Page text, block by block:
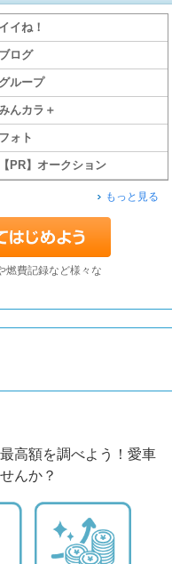
イイね！
ブログ
グループ
んカラ＋
フォト
【PR】オークション
もっと見る
燃費記録など様々な
高額を調べよう！愛車
んか？